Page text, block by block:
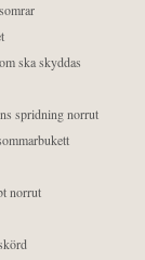
ska skyddas
spridning norrut
norrut